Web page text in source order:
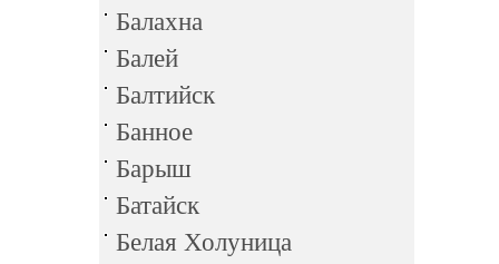
Балахна
Балей
Балтийск
Банное
Барыш
Батайск
Белая Холуница